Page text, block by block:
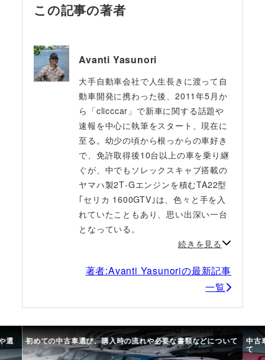
この記事の著者
Avanti Yasunori
大手自動車会社で人生長きに渡って自
動車開発に携わった後、2011年5月か
ら「clicccar」で新車に関する話題や
速報を中心に執筆をスタート、現在に
至る。幼少の頃から根っからの車好き
で、免許取得後10台以上の車を乗り継
ぐが、中でもソレックスキャブ搭載の
ヤマハ製2T‐Gエンジンを積むTA22型
｢セリカ 1600GTV｣は、色々と手を入
れていたこともあり、思い出深い一台
となっている。
続きを見る
著者:Avanti Yasunoriの最新記事
一覧
て 中古車選びで失敗しないために。選び方のコツや注意点につい
て
車の
び方